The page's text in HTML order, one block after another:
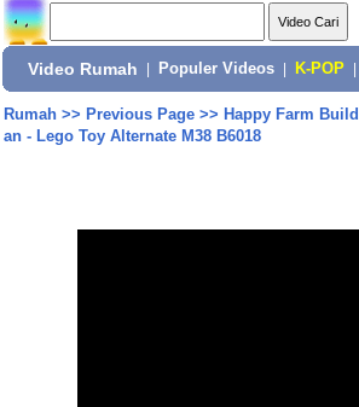
Video Rumah Populer Videos K-POP
Rumah>> Previous Page>> Happy Farm
an - Lego Toy Alternate M38 B6018